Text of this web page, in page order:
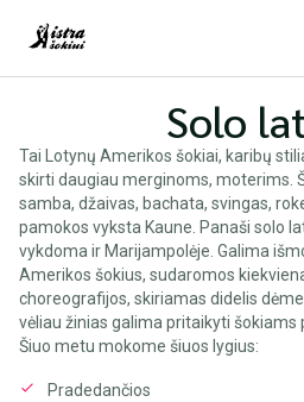
Solo
Tai Lotynų Amerikos šokiai, karibų
skirti daugiau merginoms, moterims.
samba, džaivas, bachata, svingas,
pamokos vyksta Kaune. Panaši solo
vykdoma ir Marijampolėje. Galima
Amerikos šokius, sudaromos
choreografijos, skiriamas didelis
vėliau žinias galima pritaikyti šokiams
Šiuo metu mokome šiuos lygius:
Pradedančios